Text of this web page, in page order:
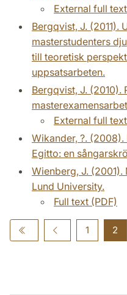
External full text
Bergqvist, J. (2011).
masterstudenters
till teoretisk
uppsatsarbeten.
Bergqvist, J. (2010).
External full text
Wikander, ?.
Egitto: en
Wienberg, J.
Lund University.
Full text (PDF)
1 2